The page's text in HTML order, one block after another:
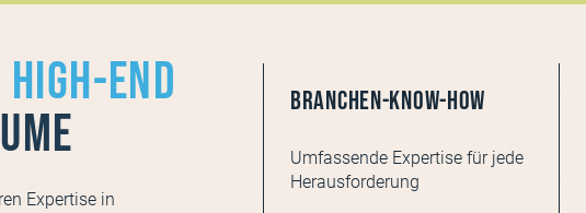
End
Expertise in
Branchen-KNOW-HOW
Umfassende Expertise für jede
Herausforderung